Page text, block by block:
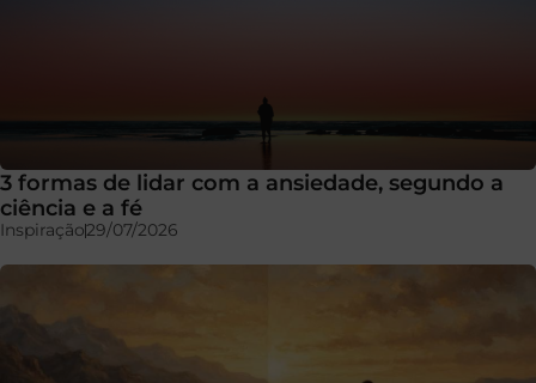
3 formas de lidar com a ansiedade, segundo a
ciência e a fé
Inspiração29/07/2026